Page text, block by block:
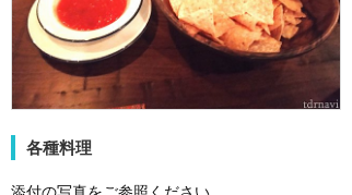
各種料理
添付の写真をご参照ください